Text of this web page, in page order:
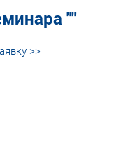
""
>>